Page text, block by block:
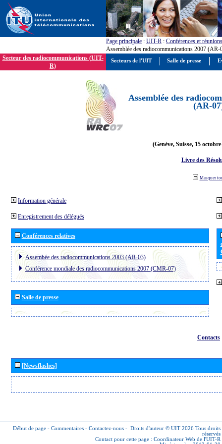
Page principale : UIT-R : Conférences et réunions
Assemblée des radiocommunications 2007 (AR-
Secteur des radiocommunications (UIT-
R)
Assemblée des
(AR-
(Genève, Suisse, 15
Livre des
Masquer
Information générale
Enregistrement des délégués
Conférences relatives
Assembée des radiocommunications 2003 (AR-03)
Conférence mondiale des radiocommunications 2007 (CMR-07)
Salle de presse
Contacts
[Newsflashes]
Début de page - Commentaires - Contactez-nous - Droits d'auteur © UIT 2026 Tous droits
réservés
Contact pour cette page : Coordinateur Web de l'UIT-R
Secteurs de l'UIT Salle de presse